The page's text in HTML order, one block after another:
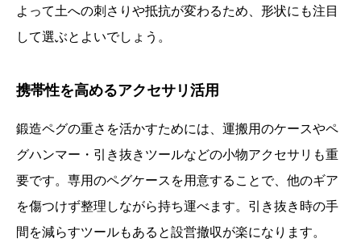
よって土への刺さりや抵抗が変わるため、形状にも注目
して選ぶとよいでしょう。
携帯性を高めるアクセサリ活用
鍛造ペグの重さを活かすためには、運搬用のケースやペ
グハンマー・引き抜きツールなどの小物アクセサリも重
要です。専用のペグケースを用意することで、他のギア
を傷つけず整理しながら持ち運べます。引き抜き時の手
間を減らすツールもあると設営撤収が楽になります。